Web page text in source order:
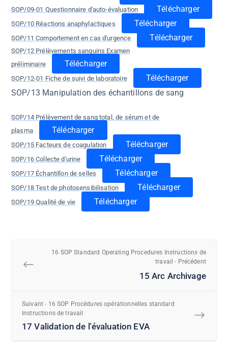
SOP/09-01 Questionnaire d'auto-évaluation Télécharger
SOP/10 Réactions anaphylactiques Télécharger
SOP/11 Comportement en cas d'urgence Télécharger
SOP/12 Prélèvements sanguins Examen
préliminaire
Télécharger
SOP/12-01 Fiche de suivi de laboratoire
Télécharger
SOP/13 Manipulation des échantillons de sang
SOP/14 Prélèvement de sang total, de sérum et de
plasma
Télécharger
SOP/15 Facteurs de coagulation Télécharger
SOP/16 Collecte d'urine Télécharger
SOP/17 Échantillon de selles Télécharger
SOP/18 Test de photosensibilisation Télécharger
SOP/19 Qualité de vie Télécharger
16 SOP Standard Operating Procedures Instructions de
travail - Précédent
15 Arc Archivage
Suivant - 16 SOP Procédures opérationnelles standard
Instructions de travail
17 Validation de l'évaluation EVA